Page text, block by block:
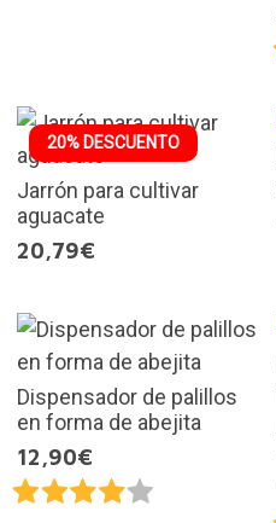
20% DESCUENTO
Jarrón para cultivar
aguacate
20,79€
Dispensador de palillos
en forma de abejita
12,90€